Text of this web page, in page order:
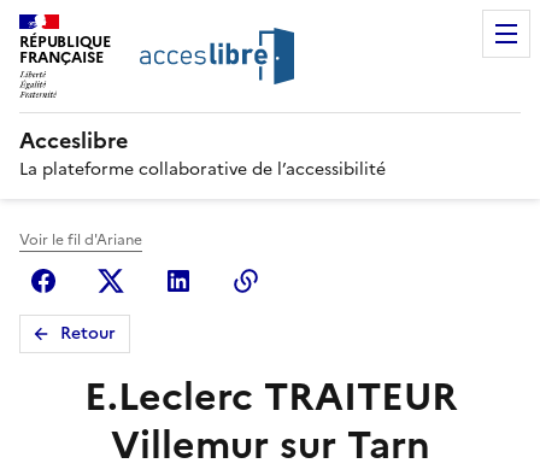
RÉPUBLIQUE
FRANÇAISE
Acceslibre
La plateforme collaborative de l’accessibilité
Voir le fil d'Ariane
FacebookX (anciennement Twitter)
Linkedin
Retour
E.Leclerc TRAITEUR
Villemur sur Tarn